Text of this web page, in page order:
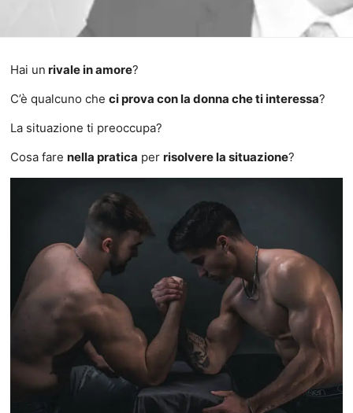
Hai un rivale in amore?
C’è qualcuno che ci prova con la donna che ti interessa?
La situazione ti preoccupa?
Cosa fare nella pratica per risolvere la situazione?